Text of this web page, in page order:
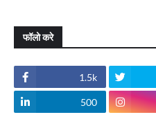
फॉलो करे
1.5k
500